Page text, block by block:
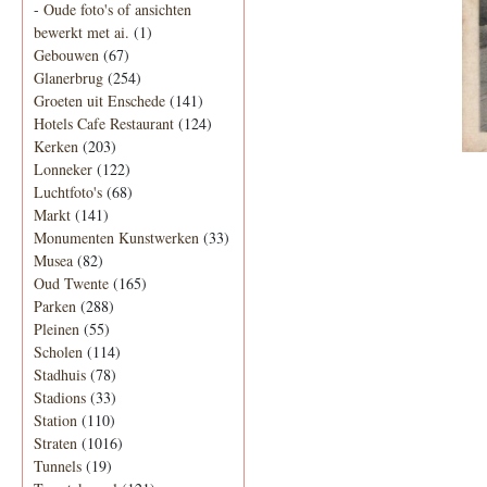
- Oude foto's of ansichten
bewerkt met ai. (1)
Gebouwen (67)
Glanerbrug (254)
Groeten uit Enschede (141)
Hotels Cafe Restaurant (124)
Kerken (203)
Lonneker (122)
Luchtfoto's (68)
Markt (141)
Monumenten Kunstwerken (33)
Musea (82)
Oud Twente (165)
Parken (288)
Pleinen (55)
Scholen (114)
Stadhuis (78)
Stadions (33)
Station (110)
Straten (1016)
Tunnels (19)